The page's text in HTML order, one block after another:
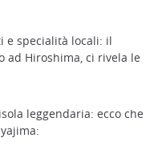
e specialità locali: il
ad Hiroshima, ci rivela le
leggendaria: ecco che